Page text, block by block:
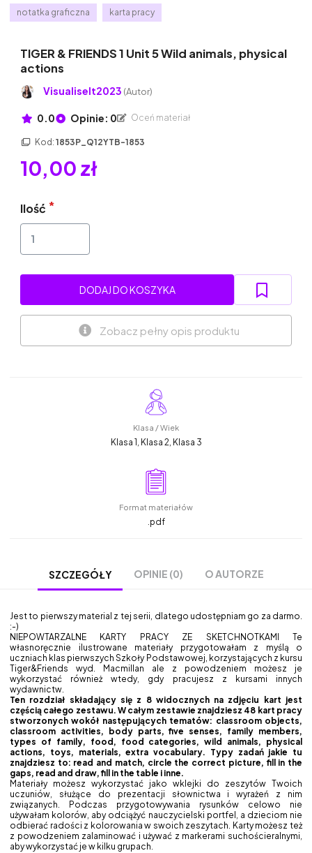
notatka graficzna karta pracy
TIGER & FRIENDS 1 Unit 5 Wild animals, physical
actions
VisualiseIt2023 (Autor)
0.0 Opinie: 0 Oceń materiał
Kod: 1853P_Q12YTB-1853
10,00 zł
Ilość
DODAJ DO KOSZYKA
Zobacz pełny opis produktu
Klasa / Wiek
Klasa 1, Klasa 2, Klasa 3
Format materiałów
.pdf
SZCZEGÓŁY OPINIE (0) O AUTORZE
Jest to pierwszy material z tej serii, dlatego udostępniam go za darmo.
:-)
NIEPOWTARZALNE KARTY PRACY ZE SKETCHNOTKAMI Te
własnoręcznie ilustrowane materiały przygotowałam z myślą o
uczniach klas pierwszych Szkoły Podstawowej, korzystających z kursu
Tiger&Friends wyd. Macmillan ale z powodzeniem możesz je
wykorzystać również wtedy, gdy pracujesz z kursami innych
wydawnictw.
Ten rozdział składający się z 8 widocznych na zdjęciu kart jest
częścią całego zestawu. W całym zestawie znajdziesz 48 kart pracy
stworzonych wokół następujących tematów: classroom objects,
classroom activities, body parts, five senses, family members,
types of family, food, food categories, wild animals, physical
actions, toys, materials, extra vocabulary. Typy zadań jakie tu
znajdziesz to: read and match, circle the correct picture, fill in the
gaps, read and draw, fill in the table i inne.
Materiały możesz wykorzystać jako wklejki do zeszytów Twoich
uczuniów, służące do prezentacji słownictwa i wyrażeń z nim
związanych. Podczas przygotowywania rysunków celowo nie
używałam kolorów, aby odciążyć nauczycielski portfel, a dzieciom nie
odbierać radości z kolorowania w swoich zeszytach. Karty możesz też
z powodzeniem zalaminować i używać z markerami suchościeralnymi,
aby wykorzystać je w kilku grupach.